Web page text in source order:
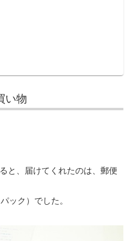
い物
と、届けてくれたのは、郵便
ック）でした。